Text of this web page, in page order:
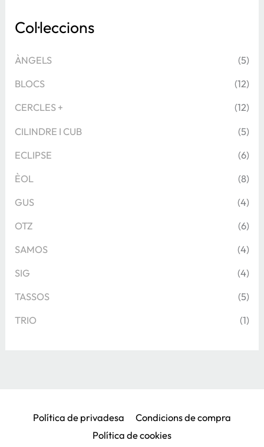
Col·leccions
ÀNGELS (5)
BLOCS (12)
CERCLES + (12)
CILINDRE I CUB (5)
ECLIPSE (6)
ÈOL (8)
GUS (4)
OTZ (6)
SAMOS (4)
SIG (4)
TASSOS (5)
TRIO (1)
Política de privadesa
Condicions de compra
Política de cookies